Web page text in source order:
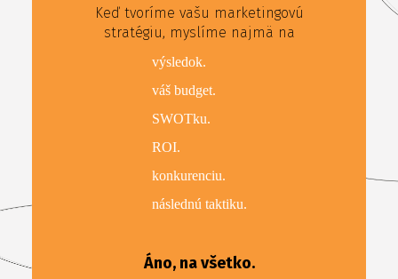
Keď tvoríme vašu marketingovú
stratégiu, myslíme najmä na
výsledok.
váš budget.
SWOTku.
ROI.
konkurenciu.
následnú taktiku.
Áno, na všetko.